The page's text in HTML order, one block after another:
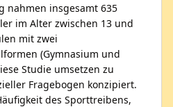
nahmen insgesamt 635
im Alter zwischen 13 und
mit zwei
(Gymnasium und
Studie umsetzen zu
Fragebogen konzipiert.
des Sporttreibens,